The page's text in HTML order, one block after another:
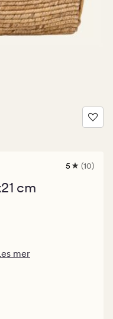
10
5 (10)
cm
mer